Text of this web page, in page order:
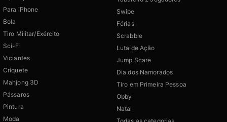
Para iPhone
Bola
Tiro Militar/Exército
Sci-Fi
Viciantes
Críquete
Mahjong 3D
Pássaros
Pintura
Moda
Swipe
Férias
Scrabble
Luta de Ação
Jump Scare
Dia dos Namorados
Tiro em Primeira Pessoa
Obby
Natal